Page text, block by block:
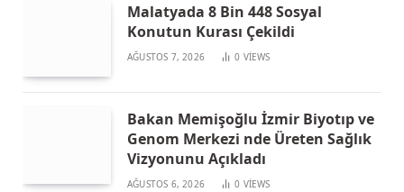
Malatyada 8 Bin 448 Sosyal
Konutun Kurası Çekildi
AĞUSTOS 7, 2026 0 VIEWS
Bakan Memişoğlu İzmir Biyotıp ve
Genom Merkezi nde Üreten Sağlık
Vizyonunu Açıkladı
AĞUSTOS 6, 2026 0 VIEWS